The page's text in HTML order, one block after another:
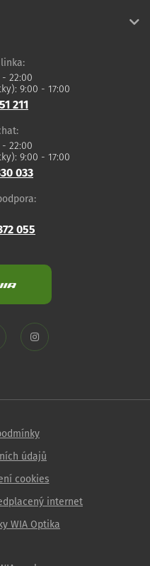
- 22:00
9:00 - 17:00
211
- 22:00
9:00 - 17:00
033
055
údajů
cookies
internet
WIA Optika